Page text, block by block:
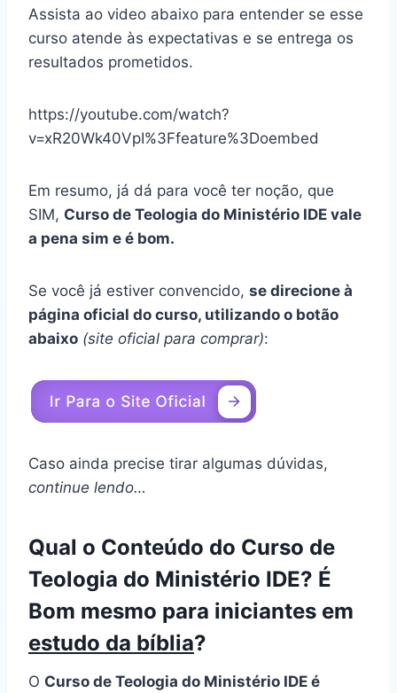
Assista ao video abaixo para entender se esse
curso atende às expectativas e se entrega os
resultados prometidos.
https://youtube.com/watch?
v=xR20Wk40VpI%3Ffeature%3Doembed
Em resumo, já dá para você ter noção, que
SIM, Curso de Teologia do Ministério IDE vale
a pena sim e é bom.
Se você já estiver convencido, se direcione à
página oficial do curso, utilizando o botão
abaixo (site oficial para comprar):
Caso ainda precise tirar algumas dúvidas,
continue lendo…
Qual o Conteúdo do Curso de
Teologia do Ministério IDE? É
Bom mesmo para iniciantes em
estudo da bíblia?
O Curso de Teologia do Ministério IDE é